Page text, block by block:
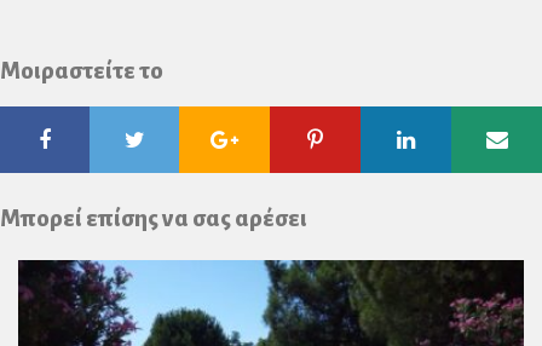
Μοιραστείτε το
FacebookTwitter Google
Plus
Pinterest Linkedin
Μπορεί επίσης να σας αρέσει